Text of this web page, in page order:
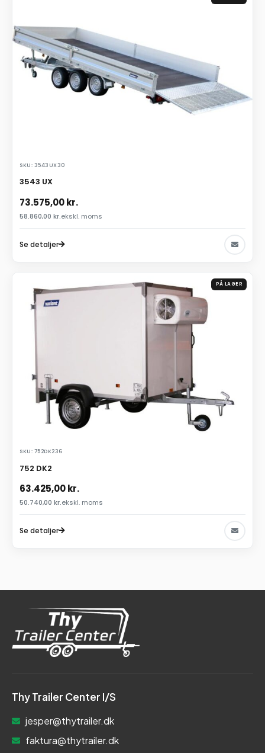
SKU: 3543UX30
3543 UX
73.575,00kr.
58.860,00 kr.ekskl. moms
Se detaljer
PÅ LAGER
SKU: 752DK236
752 DK2
63.425,00kr.
50.740,00 kr.ekskl. moms
Se detaljer
Thy Trailer Center I/S
jesper@thytrailer.dk
faktura@thytrailer.dk